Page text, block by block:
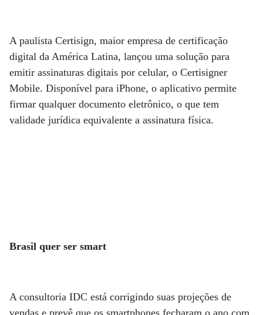
A paulista Certisign, maior empresa de certificação
digital da América Latina, lançou uma solução para
emitir assinaturas digitais por celular, o Certisigner
Mobile. Disponível para iPhone, o aplicativo permite
firmar qualquer documento eletrônico, o que tem
validade jurídica equivalente a assinatura física.
Brasil quer ser smart
A consultoria IDC está corrigindo suas projeções de
vendas e prevê que os smartphones fecharam o ano com